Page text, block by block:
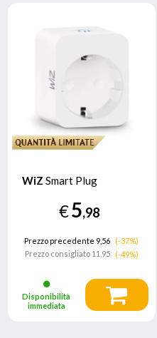
WiZ Smart Plug
€5,98
Prezzo precedente 9,56
(-37%)
Prezzo consigliato11,95 (-49%)
Disponibilità
immediata